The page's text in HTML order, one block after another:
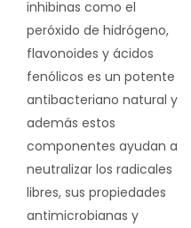
inhibinas como el
peróxido de hidrógeno,
flavonoides y ácidos
fenólicos es un potente
antibacteriano natural y
además estos
componentes ayudan a
neutralizar los radicales
libres, sus propiedades
antimicrobianas y